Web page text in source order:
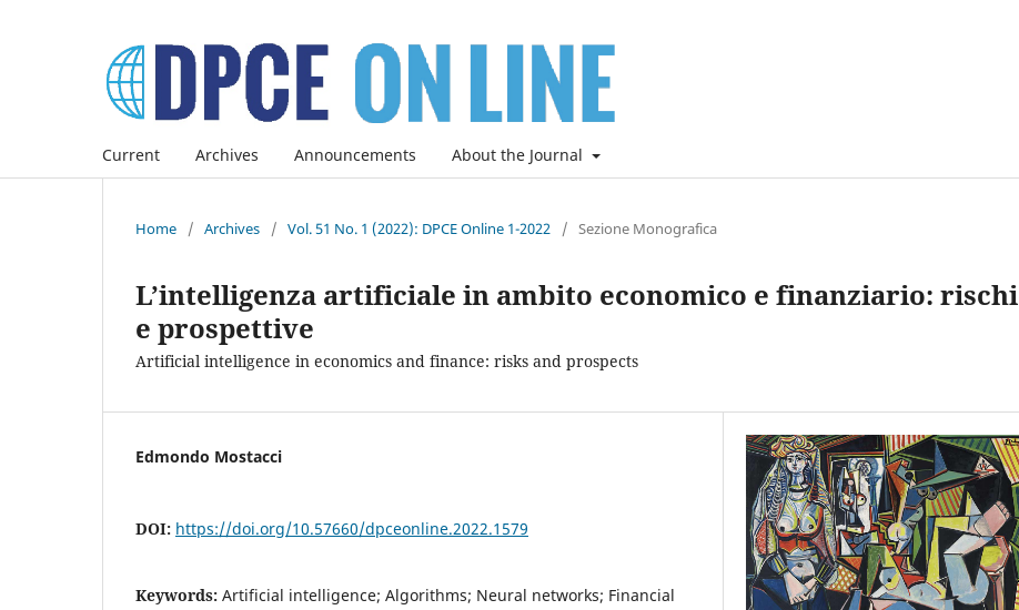
Current Archives Announcements About the Journal
Home / Archives / Vol. 51 No. 1 (2022): DPCE Online 1-2022 / Sezione Monografica
L’intelligenza artificiale in ambito economico e finanziario: rischi
e prospettive
Artificial intelligence in economics and finance: risks and prospects
Edmondo Mostacci
DOI: https://doi.org/10.57660/dpceonline.2022.1579
Keywords: Artificial intelligence; Algorithms; Neural networks; Financial